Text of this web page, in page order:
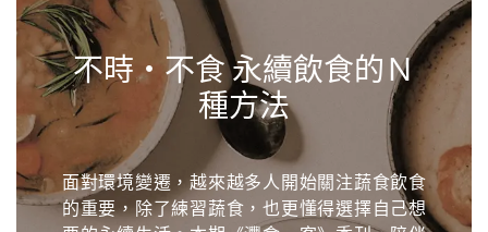
不時・不食 永續飲食的Ｎ
種方法
面對環境變遷，越來越多人開始關注蔬食飲食
的重要，除了練習蔬食，也更懂得選擇自己想